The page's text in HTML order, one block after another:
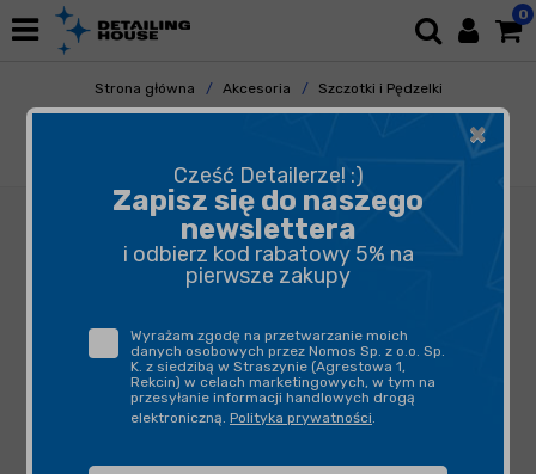
0
Strona główna Akcesoria
Szczotki i Pędzelki
Do Elementów Zewnętrznych
×
Cześć Detailerze! :)
Zapisz się do naszego
newslettera
i odbierz kod rabatowy 5% na
pierwsze zakupy
Wyrażam zgodę na przetwarzanie moich
danych osobowych przez Nomos Sp. z o.o. Sp.
K. z siedzibą w Straszynie (Agrestowa 1,
Rekcin) w celach marketingowych, w tym na
przesyłanie informacji handlowych drogą
elektroniczną. Polityka prywatności.